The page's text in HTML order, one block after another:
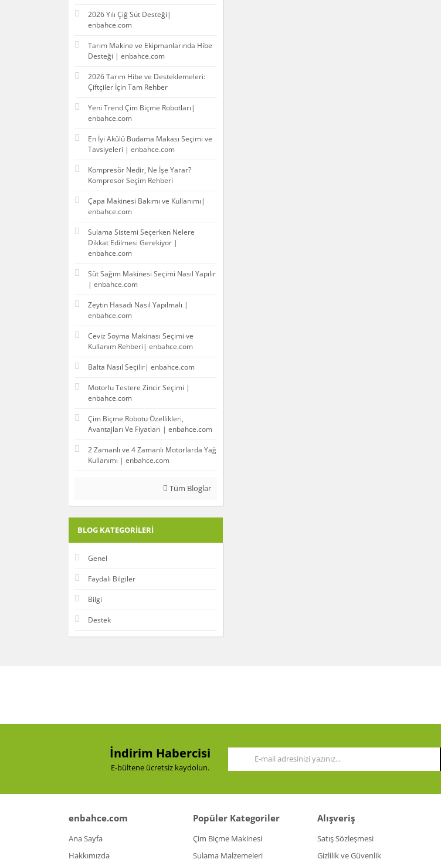
2026 Yılı Çiğ Süt Desteği|
enbahce.com
Tarım Makine ve Ekipmanlarında Hibe
Desteği | enbahce.com
2026 Tarım Hibe ve Desteklemeleri:
Çiftçiler İçin Tam Rehber
Yeni Trend Çim Biçme Robotları|
enbahce.com
En İyi Akülü Budama Makası Seçimi ve
Tavsiyeleri | enbahce.com
Kompresör Nedir, Ne İşe Yarar?
Kompresör Seçim Rehberi
Çapa Makinesi Bakımı ve Kullanımı|
enbahce.com
Sulama Sistemi Seçerken Nelere
Dikkat Edilmesi Gerekiyor |
enbahce.com
Süt Sağım Makinesi Seçimi Nasıl Yapılır
| enbahce.com
Zeytin Hasadı Nasıl Yapılmalı |
enbahce.com
Ceviz Soyma Makinası Seçimi ve
Kullanım Rehberi| enbahce.com
Balta Nasıl Seçilir| enbahce.com
Motorlu Testere Zincir Seçimi |
enbahce.com
Çim Biçme Robotu Özellikleri,
Avantajları Ve Fiyatları | enbahce.com
2 Zamanlı ve 4 Zamanlı Motorlarda Yağ
Kullanımı | enbahce.com
Tüm Bloglar
BLOG KATEGORILERI
Genel
Faydalı Bilgiler
Bilgi
Destek
İndirim Habercisi
E-bültene ücretsiz kaydolun.
enbahce.com
Ana Sayfa
Hakkımızda
Popüler Kategoriler
Çim Biçme Makinesi
Sulama Malzemeleri
Alışveriş
Satış Sözleşmesi
Gizlilik ve Güvenlik